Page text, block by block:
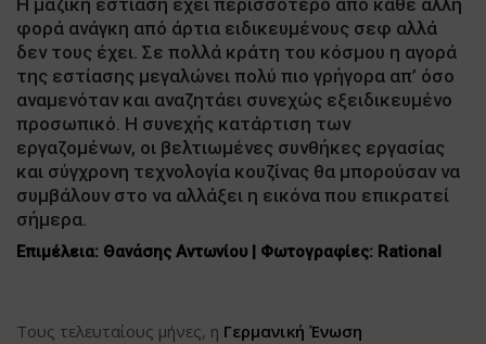
φορά ανάγκη από άρτια ειδικευμένους σεφ αλλά
δεν τους έχει. Σε πολλά κράτη του κόσμου η αγορά
της εστίασης μεγαλώνει πολύ πιο γρήγορα απ’ όσο
αναμενόταν και αναζητάει συνεχώς εξειδικευμένο
προσωπικό. Η συνεχής κατάρτιση των
εργαζομένων, οι βελτιωμένες συνθήκες εργασίας
και σύγχρονη τεχνολογία κουζίνας θα μπορούσαν να
συμβάλουν στο να αλλάξει η εικόνα που επικρατεί
σήμερα.
Επιμέλεια: Θανάσης Αντωνίου | Φωτογραφίες: Rational
Τους τελευταίους μήνες, η Γερμανική Ένωση